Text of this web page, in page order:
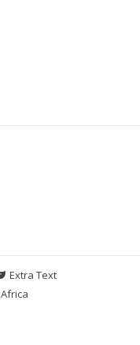
Extra Text